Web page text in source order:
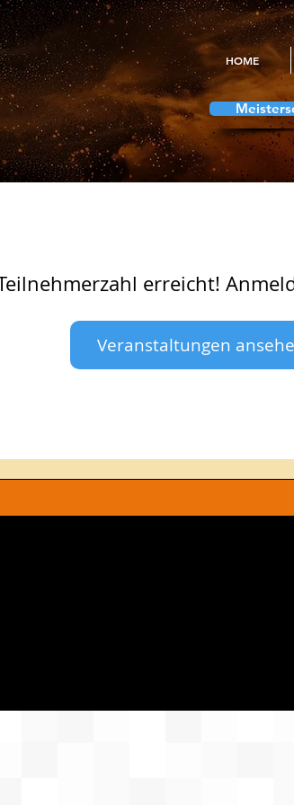
HOME
erreicht!
Veranstaltungen